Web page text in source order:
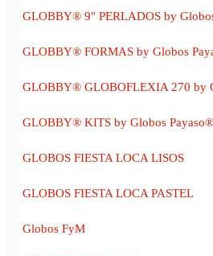
GLOBBY® 9" PERLADOS by
GLOBBY® FORMAS by Globos
GLOBBY® GLOBOFLEXIA 270 by
GLOBBY® KITS by Globos Payaso®
GLOBOS FIESTA LOCA LISOS
GLOBOS FIESTA LOCA PASTEL
Globos FyM